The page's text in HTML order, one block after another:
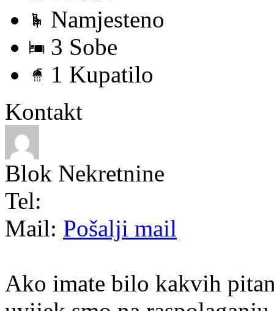
Namjesteno
3 Sobe
1 Kupatilo
Kontakt
Blok Nekretnine
Tel:
Mail: Pošalji mail
Ako imate bilo kakvih